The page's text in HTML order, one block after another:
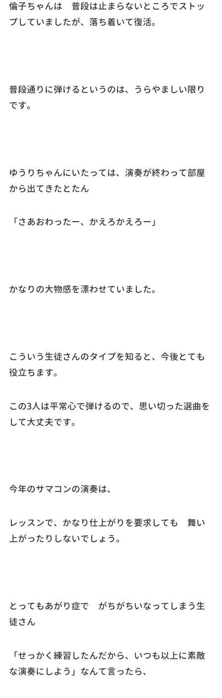
倫子ちゃんは 普段は止まらないところでストッ
プしていましたが、落ち着いて復活。
普段通りに弾けるというのは、うらやましい限り
です。
ゆうりちゃんにいたっては、演奏が終わって部屋
から出てきたとたん
「さあおわったー、かえろかえろー」
かなりの大物感を漂わせていました。
こういう生徒さんのタイプを知ると、今後とても
役立ちます。
この3人は平常心で弾けるので、思い切った選曲を
して大丈夫です。
今年のサマコンの演奏は、
レッスンで、かなり仕上がりを要求しても 舞い
上がったりしないでしょう。
とってもあがり症で がちがちいなってしまう生
徒さん
「せっかく練習したんだから、いつも以上に素敵
な演奏にしよう」なんて言ったら、